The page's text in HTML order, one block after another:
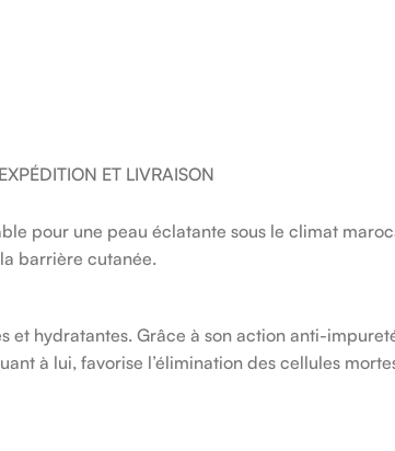
ET LIVRAISON
pour une peau éclatante sous le climat
barrière cutanée.
et hydratantes. Grâce à son action anti-
à lui, favorise l’élimination des cellules